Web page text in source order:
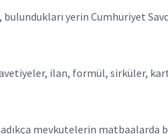
yerin Cumhuriyet
ilan, formül, sirküler,
mevkutelerin matbaalarda